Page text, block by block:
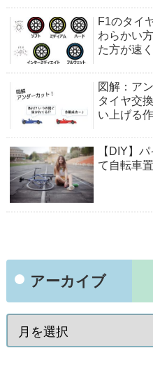
F1のタイ
わらかい
た方が速
図解：ア
タイヤ交
い上げる
【DIY】
て自転車
アーカイブ